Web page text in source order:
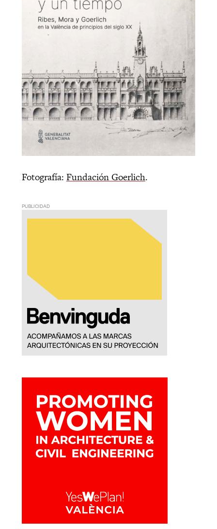
Fotografía: Fundación Goerlich.
PUBLICIDAD